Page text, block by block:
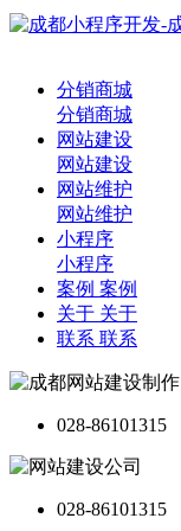
分销商城
分销商城
网站建设
网站建设
网站维护
网站维护
小程序
小程序
案例 案例
关于 关于
联系 联系
028-86101315
028-86101315